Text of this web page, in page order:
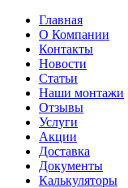
Главная
О Компании
Контакты
Новости
Статьи
Наши монтажи
Отзывы
Услуги
Акции
Доставка
Документы
Калькуляторы